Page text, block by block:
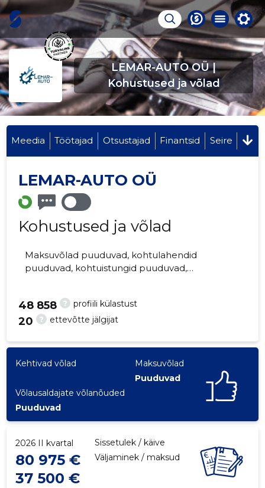
LEMAR-AUTO OÜ |
Kohustused ja võlad
Meedia Töötajad Otsustajad Finantsid Seire
LEMAR-AUTO OÜ
Kohustused ja võlad
Maksuvõlad puuduvad, kohtulahendid
puuduvad, kohtuistungid puuduvad,
5102980? profiili külastust
48 858
? ettevõtte jälgijat
20
Kehtivad võlad
Maksuvõlad
Puuduvad
Võlausaldajate võlanõuded
Puuduvad
2026 II kvartal Sissetulek / käive
80 975 € Väljaminek / maksud
37 500 €